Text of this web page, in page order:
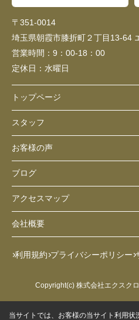
〒351-0014
埼玉県朝霞市膝折町２丁目13-64
営業時間： 9：00-18：00
定休日： 水曜日
トップページ
スタッフ
お客様の声
ブログ
アクセスマップ
会社概要
利用規約 プライバシーポリシー
Copyright(c) 株式会社エクスク
当サイトでは、お客様の当サイト利用状